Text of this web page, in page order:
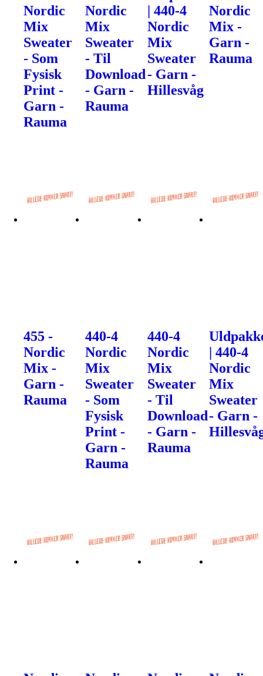
Nordic
Mix
Sweater
- Som
Fysisk
Print -
Garn -
Rauma
Nordic
Mix
Sweater
- Til
Download
- Garn -
Rauma
| 440-4
Nordic
Mix
Sweater
- Garn -
Hillesvåg
Nordic
Mix -
Garn -
Rauma
455 -
Nordic
Mix -
Garn -
Rauma
440-4
Nordic
Mix
Sweater
- Som
Fysisk
Print -
Garn -
Rauma
440-4
Nordic
Mix
Sweater
- Til
Download
- Garn -
Rauma
| 440-4
Nordic
Mix
Sweater
- Garn -